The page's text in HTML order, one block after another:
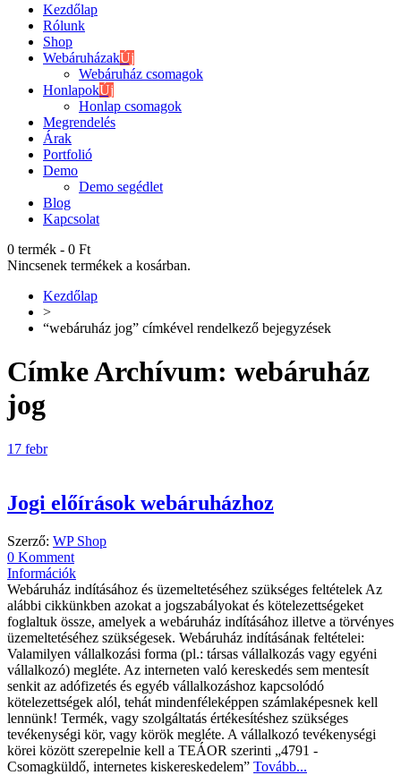
Kezdőlap
Rólunk
Shop
WebáruházakÚj
Webáruház csomagok
HonlapokÚj
Honlap csomagok
Megrendelés
Árak
Portfolió
Demo
Demo segédlet
Blog
Kapcsolat
0 termék - 0 Ft
Nincsenek termékek a kosárban.
Kezdőlap
>
“webáruház jog” címkével rendelkező bejegyzések
Címke Archívum: webáruház
jog
17 febr
Jogi előírások webáruházhoz
Szerző: WP Shop
0 Komment
Információk
Webáruház indításához és üzemeltetéséhez szükséges feltételek Az
alábbi cikkünkben azokat a jogszabályokat és kötelezettségeket
foglaltuk össze, amelyek a webáruház indításához illetve a törvényes
üzemeltetéséhez szükségesek. Webáruház indításának feltételei:
Valamilyen vállalkozási forma (pl.: társas vállalkozás vagy egyéni
vállalkozó) megléte. Az interneten való kereskedés sem mentesít
senkit az adófizetés és egyéb vállalkozáshoz kapcsolódó
kötelezettségek alól, tehát mindenféleképpen számlaképesnek kell
lennünk! Termék, vagy szolgáltatás értékesítéshez szükséges
tevékenységi kör, vagy körök megléte. A vállalkozó tevékenységi
körei között szerepelnie kell a TEÁOR szerinti „4791 -
Csomagküldő, internetes kiskereskedelem” Tovább...